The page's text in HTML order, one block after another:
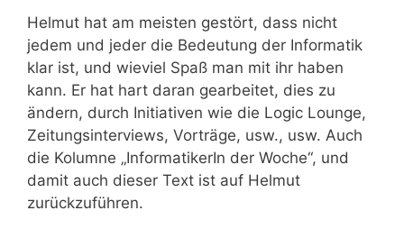
Helmut hat am meisten gestört, dass nicht
jedem und jeder die Bedeutung der Informatik
klar ist, und wieviel Spaß man mit ihr haben
kann. Er hat hart daran gearbeitet, dies zu
ändern, durch Initiativen wie die Logic Lounge,
Zeitungsinterviews, Vorträge, usw., usw. Auch
die Kolumne „InformatikerIn der Woche“, und
damit auch dieser Text ist auf Helmut
zurückzuführen.